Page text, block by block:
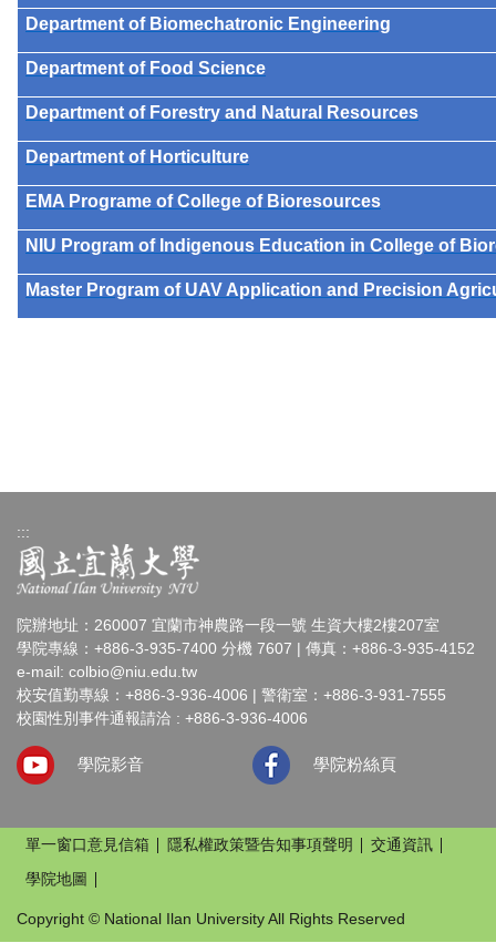
Department of Biomechatronic Engineering
Department of Food Science
Department of Forestry and Natural Resources
Department of Horticulture
EMA Programe of College of Bioresources
NIU Program of Indigenous Education in College of
Master Program of UAV Application and Precision
:::
院辦地址：260007 宜蘭市神農路一段一號 生資大樓2樓207室
學院專線：+886-3-935-7400 分機 7607 | 傳真：+886-3-935-4152
e-mail: colbio@niu.edu.tw
校安值勤專線：+886-3-936-4006 | 警衛室：+886-3-931-7555
校園性別事件通報請洽 : +886-3-936-4006
學院影音 學院粉絲頁
單一窗口意見信箱 隱私權政策暨告知事項聲明
交通資訊
學院地圖
Copyright © National Ilan University All Rights Reserved